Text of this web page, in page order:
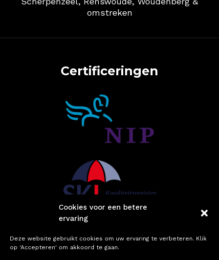
Cookies voor een betere
ervaring
Deze website gebruikt cookies om uw ervaring te verbeteren. Klik
op 'Accepteren' om akkoord te gaan.
omstreken
Certificeringen
Snel naar